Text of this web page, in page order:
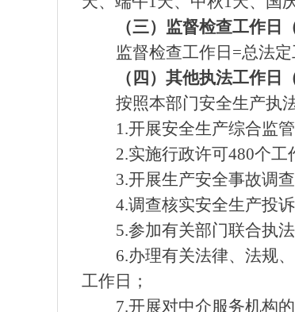
（三）监督检查工作日
监督检查工作日=总法
（四）其他执法工作日
按照本部门安全生产执
1.开展安全生产综合监
2.实施行政许可480个工
3.开展生产安全事故调
4.调查核实安全生产投
5.参加有关部门联合执
6.办理有关法律、法规
工作日；
7.开展对中介服务机构